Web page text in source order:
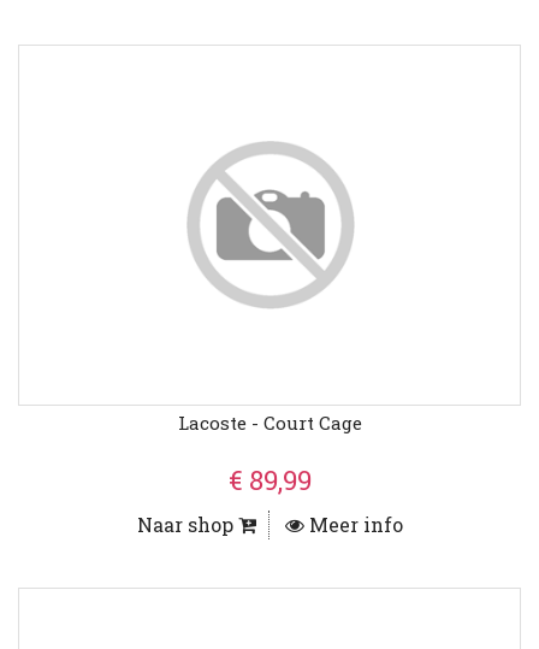
Lacoste - Court Cage
€ 89,99
Naar shop Meer info